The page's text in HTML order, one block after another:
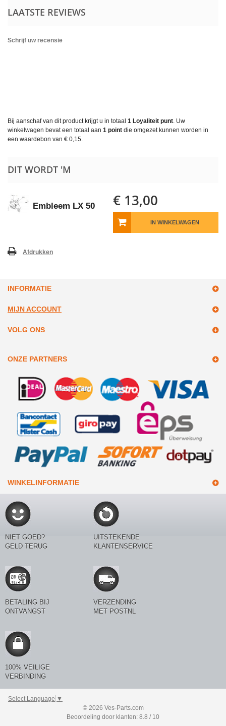
LAATSTE REVIEWS
Schrijf uw recensie
Bij aanschaf van dit product krijgt u in totaal 1 Loyaliteit punt. Uw
winkelwagen bevat een totaal aan 1 point die omgezet kunnen worden in
een waardebon van € 0,15.
DIT WORDT 'M
Embleem LX 50 € 13,00
IN WINKELWAGEN
Afdrukken
INFORMATIE
MIJN ACCOUNT
VOLG ONS
ONZE PARTNERS
WINKELINFORMATIE
NIET GOED?
GELD TERUG
UITSTEKENDE
KLANTENSERVICE
BETALING BIJ
ONTVANGST
VERZENDING
MET POSTNL
100% VEILIGE
VERBINDING
Select Language ▼
© 2026 Ves-Parts.com
Beoordeling door klanten: 8.8 / 10